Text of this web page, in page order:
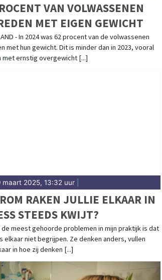
VAN VOLWASSENEN
MET EIGEN GEWICHT
- In 2024 was 62 procent van de volwassenen
met hun gewicht. Dit is minder dan in 2023, vooral
met ernstig overgewicht [...]
maart 2025, 13:32 uur
RAKEN JULLIE ELKAAR IN
STEEDS KWIJT?
de meest gehoorde problemen in mijn praktijk is dat
elkaar niet begrijpen. Ze denken anders, vullen
in hoe zij denken [...]